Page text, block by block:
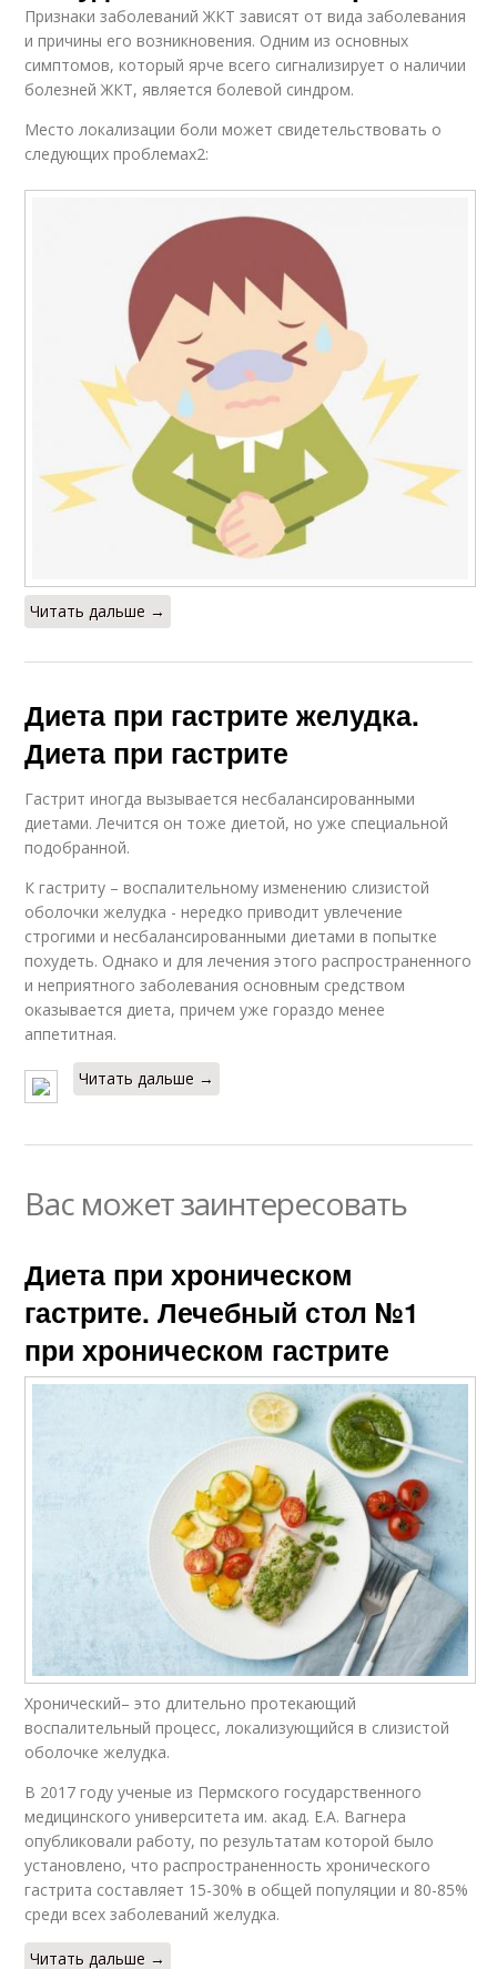
Признаки заболеваний ЖКТ зависят от вида заболевания
и причины его возникновения. Одним из основных
симптомов, который ярче всего сигнализирует о наличии
болезней ЖКТ, является болевой синдром.
Место локализации боли может свидетельствовать о
следующих проблемах2:
Читать дальше →
Диета при гастрите желудка.
Диета при гастрите
Гастрит иногда вызывается несбалансированными
диетами. Лечится он тоже диетой, но уже специальной
подобранной.
К гастриту – воспалительному изменению слизистой
оболочки желудка - нередко приводит увлечение
строгими и несбалансированными диетами в попытке
похудеть. Однако и для лечения этого распространенного
и неприятного заболевания основным средством
оказывается диета, причем уже гораздо менее
аппетитная.
Читать дальше →
Вас может заинтересовать
Диета при хроническом
гастрите. Лечебный стол №1
при хроническом гастрите
Хронический– это длительно протекающий
воспалительный процесс, локализующийся в слизистой
оболочке желудка.
В 2017 году ученые из Пермского государственного
медицинского университета им. акад. Е.А. Вагнера
опубликовали работу, по результатам которой было
установлено, что распространенность хронического
гастрита составляет 15-30% в общей популяции и 80-85%
среди всех заболеваний желудка.
Читать дальше →